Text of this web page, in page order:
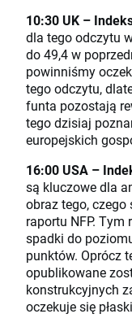
10:30 UK –
dla tego odczytu
do 49,4 w
powinniśmy
tego odczytu,
funta pozostają
tego dzisiaj
europejskich
16:00 USA –
są kluczowe dla
obraz tego,
raportu NFP.
spadki do
punktów. Oprócz
opublikowane
konstrukcyjnych
oczekuje się